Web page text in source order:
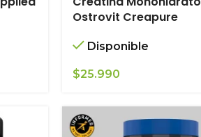
Ostrovit Creapure
Disponible
$25.990